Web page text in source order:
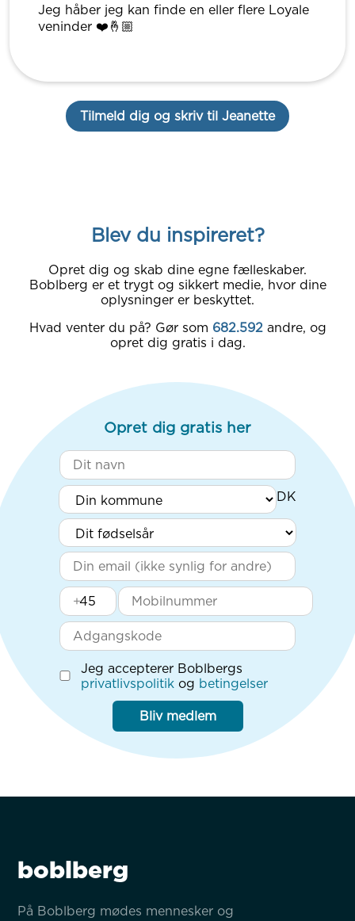
Jeg håber jeg kan finde en eller flere Loyale
veninder ❤️🤞🏼
Tilmeld dig og skriv til Jeanette
Blev du inspireret?
Opret dig og skab dine egne fælleskaber.
Boblberg er et trygt og sikkert medie, hvor dine
oplysninger er beskyttet.
Hvad venter du på? Gør som 682.592 andre, og
opret dig gratis i dag.
Opret dig gratis her
+
Jeg accepterer Boblbergs
privatlivspolitik og betingelser
Bliv medlem
boblberg
På Boblberg mødes mennesker og